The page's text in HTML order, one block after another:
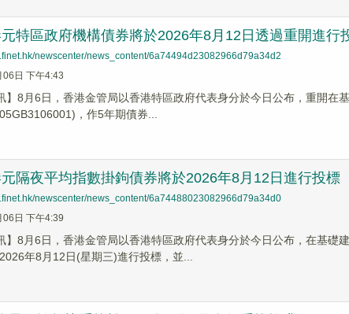
特區政府機構債券將於2026年8月12日透過重開進行
newscenter/news_content/6a74494d23082966d79a34d2
日 下午4:43
】8月6日，香港金管局以香港特區政府代表身分於今日公布，重開
，作5年期債券...
隔夜平均指數掛鉤債券將於2026年8月12日進行投標
newscenter/news_content/6a74488023082966d79a34d0
日 下午4:39
】8月6日，香港金管局以香港特區政府代表身分於今日公布，在基
年8月12日(星期三)進行投標，並...